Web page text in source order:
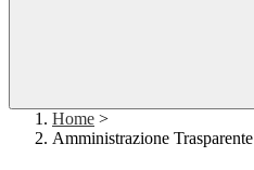
Home >
Amministrazione Trasparente